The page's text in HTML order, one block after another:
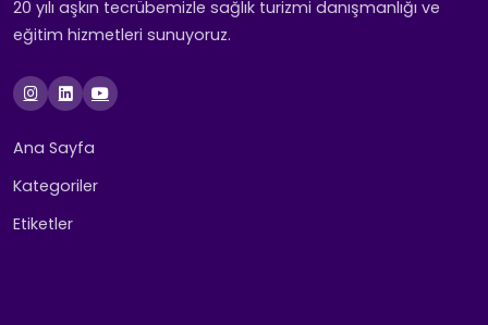
20 yılı aşkın tecrübemizle sağlık turizmi danışmanlığı ve
eğitim hizmetleri sunuyoruz.
Ana Sayfa
Kategoriler
Etiketler